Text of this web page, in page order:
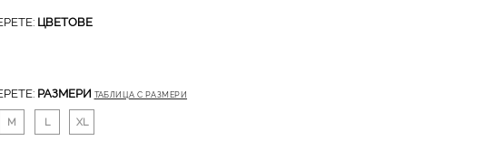
ЦВЕТОВЕ
РАЗМЕРИ ТАБЛИЦА С РАЗМЕРИ
M L XL